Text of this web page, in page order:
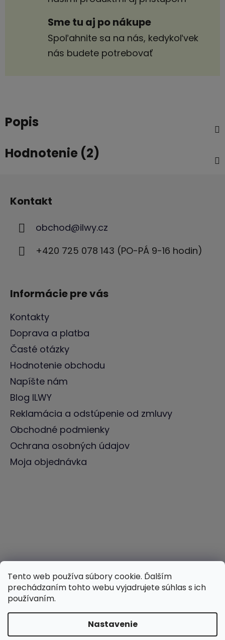
Tento web používa súbory cookie. Ďalším
prechádzaním tohto webu vyjadrujete súhlas s ich
používaním.
Nastavenie
Sme tu aj po nákupe
Spoľahnite sa na nás, kedykoľvek
nás budete potrebovať
Popis
Hodnotenie (2)
Kontakt
obchod@ilwy.cz
+420 725 078 143 (PO-PÁ 9-16 hodin)
Informácie pre vás
Kontakty
Doprava a platba
Časté otázky
Hodnotenie obchodu
Napíšte nám
Blog ILWY
Reklamácia a odstúpenie od zmluvy
Obchodné podmienky
Ochrana osobných údajov
Moja objednávka